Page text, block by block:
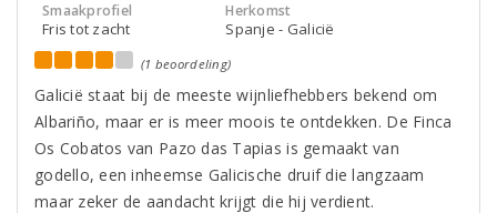
Smaakprofiel
Fris tot zacht
Herkomst
Spanje - Galicië
(1 beoordeling)
Galicië staat bij de meeste wijnliefhebbers bekend om
Albariño, maar er is meer moois te ontdekken. De Finca
Os Cobatos van Pazo das Tapias is gemaakt van
godello, een inheemse Galicische druif die langzaam
maar zeker de aandacht krijgt die hij verdient.